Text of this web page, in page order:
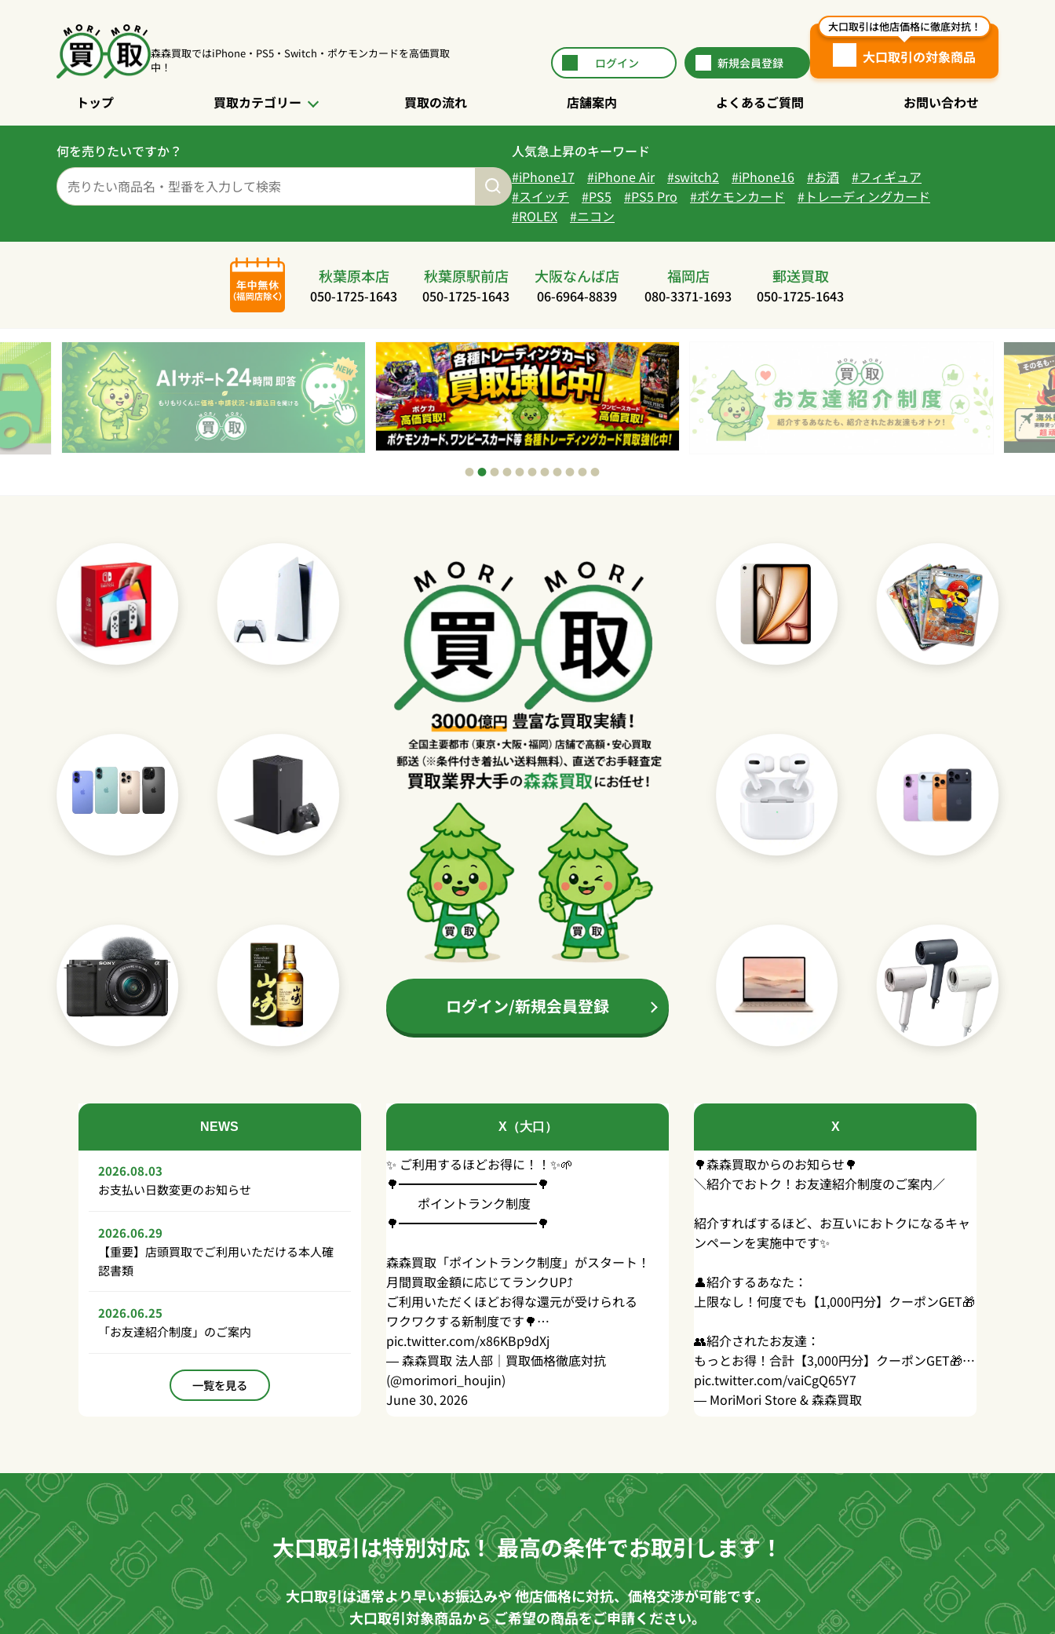
森森買取ではiPhone・PS5・Switch・ポケモンカードを高価買取
中！
ログイン 新規会員登録
大口取引は他店価格に徹底対抗！
大口取引の対象商品
トップ 買取カテゴリー 買取の流れ 店舗案内 よくあるご質問 お問い合わせ
何を売りたいですか？
人気急上昇のキーワード
iPhone17
iPhone Air switch2 iPhone16 お酒
フィギュア
スイッチ
PS5 PS5 Pro ポケモンカード
トレーディングカード
ROLEX
ニコン
秋葉原本店
050-1725-1643
秋葉原駅前店
050-1725-1643
大阪なんば店
06-6964-8839
福岡店
080-3371-1693
郵送買取
050-1725-1643
ログイン/新規会員登録
NEWS
2026.08.03
お支払い日数変更のお知らせ
2026.06.29
【重要】店頭買取でご利用いただける本人確
認書類
2026.06.25
「お友達紹介制度」のご案内
一覧を見る
X（大口）
✨ ご利用するほどお得に！！✨🌱
🌳━━━━━━━━━━━🌳
ポイントランク制度
🌳━━━━━━━━━━━🌳
森森買取「ポイントランク制度」がスタート！
月間買取金額に応じてランクUP⤴
ご利用いただくほどお得な還元が受けられる
ワクワクする新制度です🌳…
pic.twitter.com/x86KBp9dXj
— 森森買取 法人部｜買取価格徹底対抗
(@morimori_houjin)
June 30, 2026
X
🌳森森買取からのお知らせ🌳
＼紹介でおトク！お友達紹介制度のご案内／
紹介すればするほど、お互いにおトクになるキャ
ンペーンを実施中です✨
👤紹介するあなた：
上限なし！何度でも【1,000円分】クーポンGET🎁
👥紹介されたお友達：
もっとお得！合計【3,000円分】クーポンGET🎁…
pic.twitter.com/vaiCgQ65Y7
— MoriMori Store & 森森買取
大口取引は特別対応！最高の条件でお取引します！
大口取引は通常より早いお振込みや他店価格に対抗、価格交渉が可能です。
大口取引対象商品からご希望の商品をご申請ください。